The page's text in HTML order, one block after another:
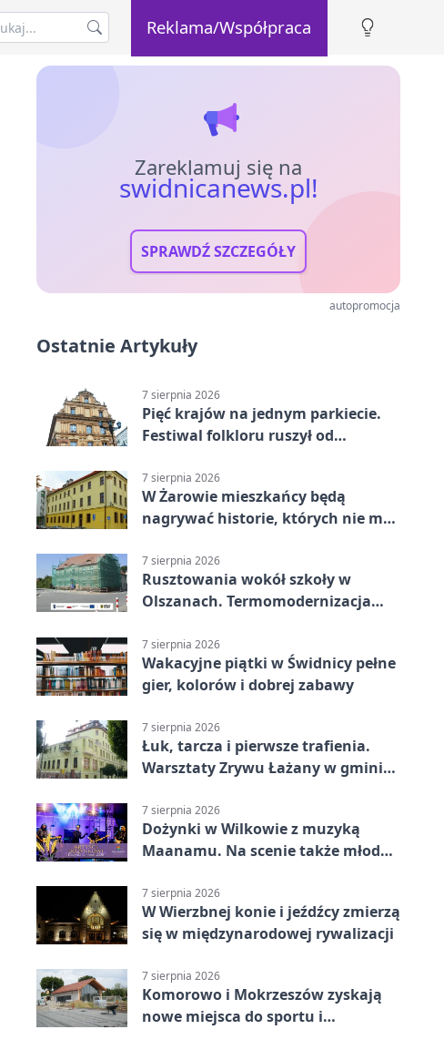
Reklama/Współpraca
Zareklamuj się na
swidnicanews.pl!
SPRAWDŹ SZCZEGÓŁY
autopromocja
Ostatnie Artykuły
7 sierpnia 2026
Pięć krajów na jednym parkiecie.
Festiwal folkloru ruszył od
7 sierpnia 2026
W Żarowie mieszkańcy będą
nagrywać historie, których nie ma
7 sierpnia 2026
Rusztowania wokół szkoły w
Olszanach. Termomodernizacja
7 sierpnia 2026
Wakacyjne piątki w Świdnicy pełne
gier, kolorów i dobrej zabawy
7 sierpnia 2026
Łuk, tarcza i pierwsze trafienia.
Warsztaty Zrywu Łażany w gminie
7 sierpnia 2026
Dożynki w Wilkowie z muzyką
Maanamu. Na scenie także młode
7 sierpnia 2026
W Wierzbnej konie i jeźdźcy zmierzą
się w międzynarodowej rywalizacji
7 sierpnia 2026
Komorowo i Mokrzeszów zyskają
nowe miejsca do sportu i